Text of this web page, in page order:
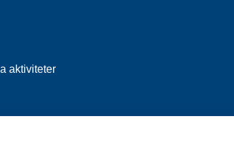
aktiviteter